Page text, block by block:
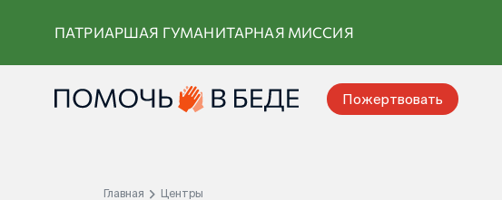
ПАТРИАРШАЯ ГУМАНИТАРНАЯ МИССИЯ
Пожертвовать
Главная Центры